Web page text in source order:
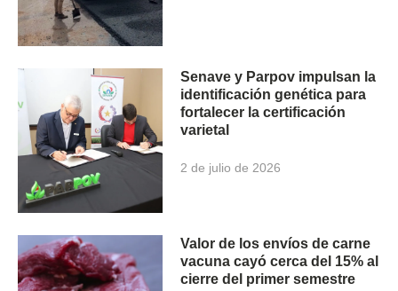
Senave y Parpov impulsan la
identificación genética para
fortalecer la certificación
varietal
2 de julio de 2026
Valor de los envíos de carne
vacuna cayó cerca del 15% al
cierre del primer semestre